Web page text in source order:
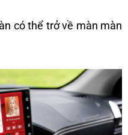
có thể trở về màn màn